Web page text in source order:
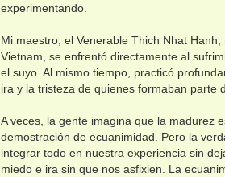
experimentando.
Mi maestro, el Venerable Thich Nhat
Vietnam, se enfrentó directamente al
el suyo. Al mismo tiempo, practicó
ira y la tristeza de quienes formaban parte
A veces, la gente imagina que la madurez
demostración de ecuanimidad. Pero la
integrar todo en nuestra experiencia sin
miedo e ira sin que nos asfixien. La